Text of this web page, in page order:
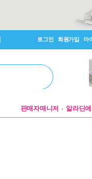
로그인 회원가입 마
판매자매니저 알라딘